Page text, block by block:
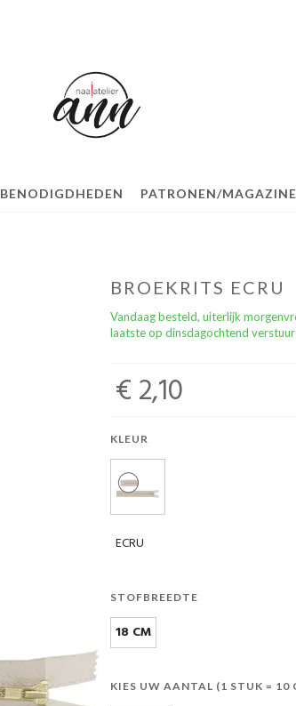
BENODIGDHEDEN PATRONEN/
BROEKRITS ECRU
Vandaag besteld, uiterlijk
laatste op dinsdagochtend
€ 2,10
KLEUR
ECRU
STOFBREEDTE
18 CM
KIES UW AANTAL (1 STUK = 10